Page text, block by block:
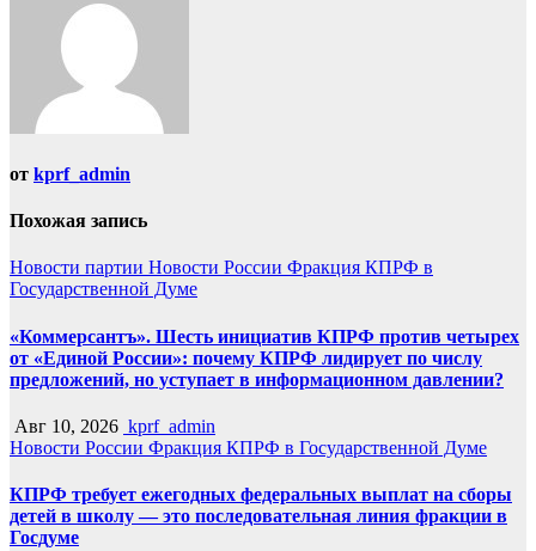
от kprf_admin
Похожая запись
Новости партии Новости России Фракция КПРФ в
Государственной Думе
«Коммерсантъ». Шесть инициатив КПРФ против четырех
от «Единой России»: почему КПРФ лидирует по числу
предложений, но уступает в информационном давлении?
Авг 10, 2026 kprf_admin
Новости России Фракция КПРФ в Государственной Думе
КПРФ требует ежегодных федеральных выплат на сборы
детей в школу — это последовательная линия фракции в
Госдуме